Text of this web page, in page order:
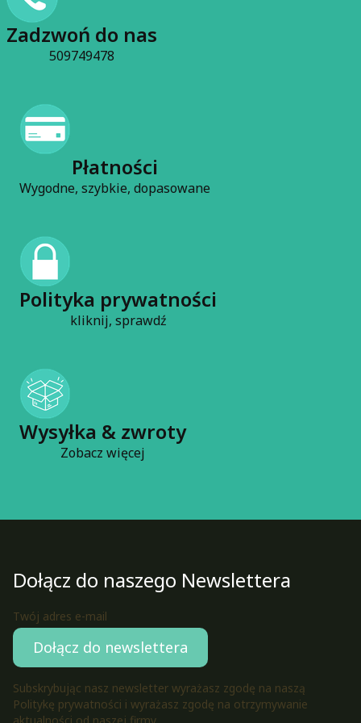
Czytaj całość
Zadzwoń do nas
509749478
Płatności
Wygodne, szybkie, dopasowane
Polityka prywatności
kliknij, sprawdź
Wysyłka & zwroty
Zobacz więcej
Dołącz do naszego Newslettera
Twój adres e-mail
Dołącz do newslettera
Subskrybując nasz newsletter wyrażasz zgodę na naszą
Politykę prywatności i wyrażasz zgodę na otrzymywanie